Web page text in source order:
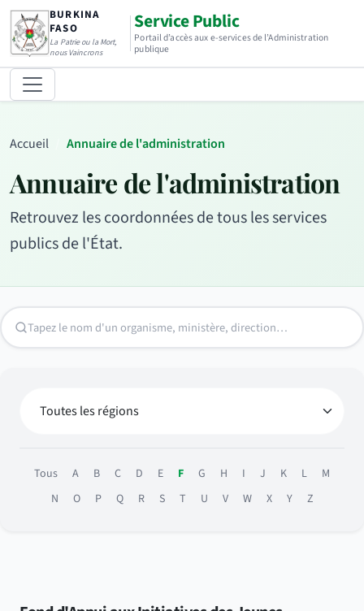
BURKINA
FASO
La Patrie ou la Mort,
nous Vaincrons
Service Public
Portail d’accès aux e-services de l’Administration
publique
Accueil Annuaire de l'administration
Annuaire de l'administration
Retrouvez les coordonnées de tous les services
publics de l'État.
Tous A B C D E F G H I J K L
M
N
O P Q R S T U V W X Y Z